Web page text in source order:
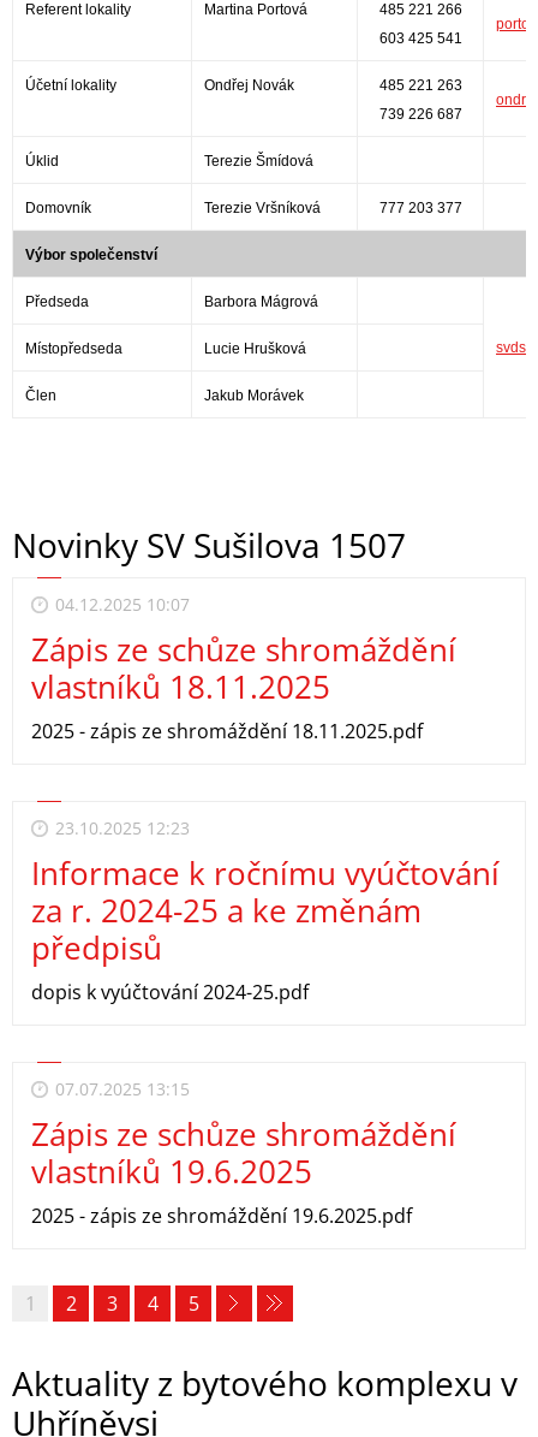
Referent lokality Martina Portová
485 221 266
603 425 541
Účetní lokality Ondřej Novák
485 221 263
739 226 687
Úklid Terezie Šmídová
Domovník Terezie Vršníková 777 203 377
Výbor společenství
Předseda Barbora Mágrová
Místopředseda Lucie Hrušková
Člen Jakub Morávek
Novinky SV Sušilova 1507
04.12.2025 10:07
Zápis ze schůze shromáždění
vlastníků 18.11.2025
2025 - zápis ze shromáždění 18.11.2025.pdf
23.10.2025 12:23
Informace k ročnímu vyúčtování
za r. 2024-25 a ke změnám
předpisů
dopis k vyúčtování 2024-25.pdf
07.07.2025 13:15
Zápis ze schůze shromáždění
vlastníků 19.6.2025
2025 - zápis ze shromáždění 19.6.2025.pdf
1 2 3 4 5
Aktuality z bytového komplexu v
Uhříněvsi